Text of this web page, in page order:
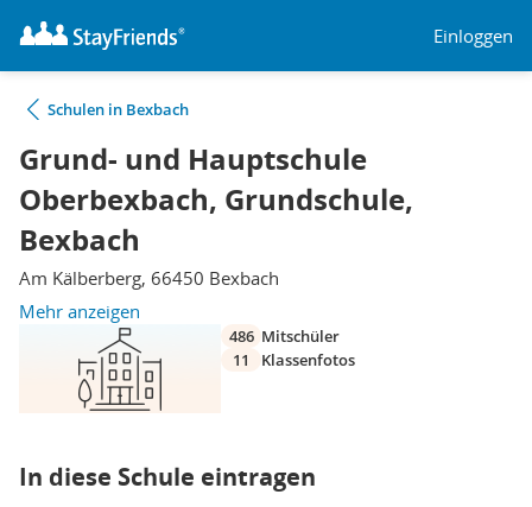
Einloggen
Schulen in Bexbach
Grund- und Hauptschule
Oberbexbach, Grundschule,
Bexbach
Am Kälberberg, 66450 Bexbach
Mehr anzeigen
486 Mitschüler
11
Klassenfotos
In diese Schule eintragen